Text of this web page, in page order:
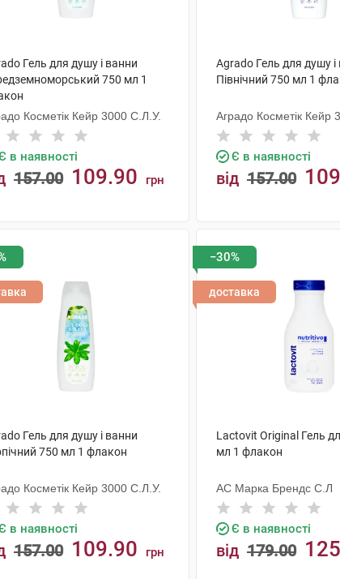
Гель для душу і ванни
750 мл 1
Косметік Кейр 3000 С.Л.У.
в наявності
157.00 109.90 грн
Agrado Гель для душу і
Північний 750 мл 1
Аградо Косметік Кейр
Є в наявності
від 157.00
Гель для душу і ванни
750 мл 1 флакон
Косметік Кейр 3000 С.Л.У.
в наявності
157.00 109.90 грн
−30%
доставка
Lactovit Original Гель
мл 1 флакон
АС Марка Брендс С.Л
Є в наявності
від 179.00